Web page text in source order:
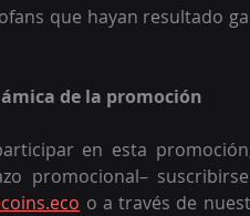
que hayan resultado
de la promoción
en esta
promocional–
o a través de